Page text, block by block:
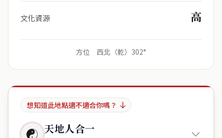
文化資源 高
方位 西北（乾）302°
想知道此地點適不適合你嗎？
☯ 天地人合一